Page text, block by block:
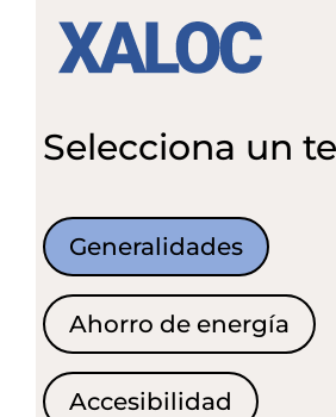
Selecciona un
Generalidades
Ahorro de energía
Accesibilidad